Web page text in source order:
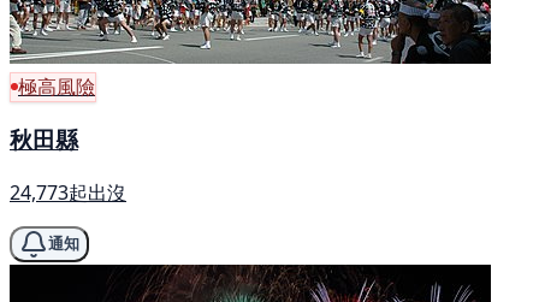
極高風險
秋田縣
24,773起出沒
通知